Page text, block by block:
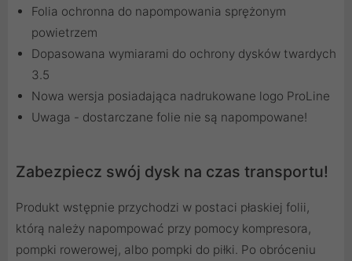
Folia ochronna do napompowania sprężonym
powietrzem
Dopasowana wymiarami do ochrony dysków twardych
3.5
Nowa wersja posiadająca nadrukowane logo ProLine
Uwaga - dostarczane folie nie są napompowane!
Zabezpiecz swój dysk na czas transportu!
Produkt wstępnie przychodzi w postaci płaskiej folii,
którą należy napompować przy pomocy kompresora,
pompki rowerowej, albo pompki do piłki. Po obróceniu